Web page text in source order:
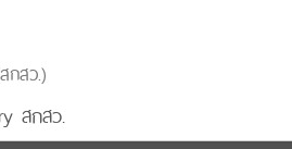
กสว.)
สกสว.